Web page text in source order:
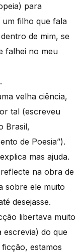
para
um filho que fala
de mim, se
falhei no meu
velha ciência,
tal (escreveu
Brasil,
de Poesia”).
mas ajuda.
na obra de
sobre ele muito
desejasse.
libertava muito
escrevia) do que
estamos